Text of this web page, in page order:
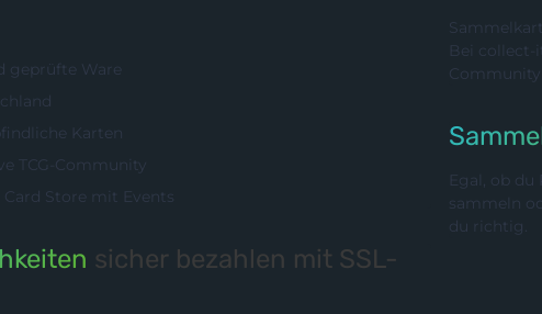
geprüfte Ware
Karten
TCG-Community
Store mit Events
sicher bezahlen mit SSL-
Bei collect-
Egal, ob du
sammeln
du richtig.